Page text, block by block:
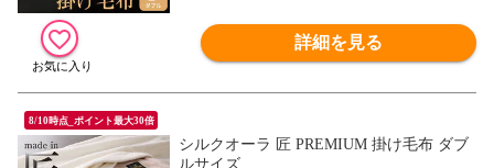
詳細を見る
8/10時点_ポイント最大30倍
シルクオーラ 匠 PREMIUM 掛け毛布 ダブ
ルサイズ